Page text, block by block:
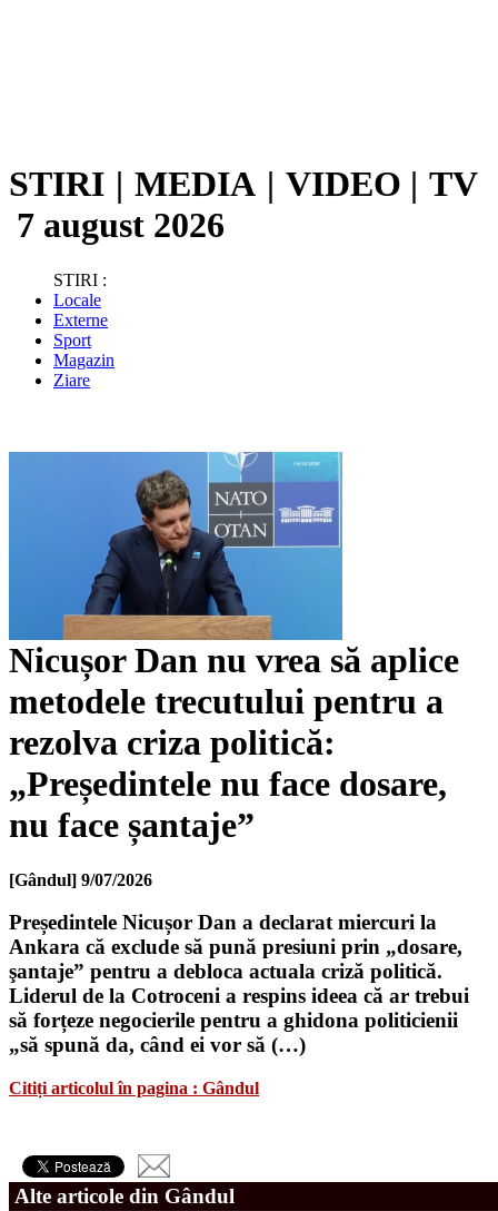
STIRI | MEDIA | VIDEO | TV
7 august 2026
STIRI :
Locale
Externe
Sport
Magazin
Ziare
Nicușor Dan nu vrea să aplice
metodele trecutului pentru a
rezolva criza politică:
„Președintele nu face dosare,
nu face șantaje”
[Gândul] 9/07/2026
Președintele Nicușor Dan a declarat miercuri la
Ankara că exclude să pună presiuni prin „dosare,
şantaje” pentru a debloca actuala criză politică.
Liderul de la Cotroceni a respins ideea că ar trebui
să forțeze negocierile pentru a ghidona politicienii
„să spună da, când ei vor să (…)
Citiți articolul în pagina : Gândul
Alte articole din Gândul